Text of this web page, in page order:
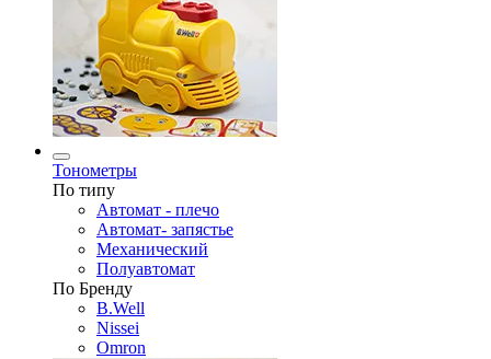
Тонометры
По типу
Автомат - плечо
Автомат- запястье
Механический
Полуавтомат
По Бренду
B.Well
Nissei
Omron